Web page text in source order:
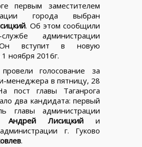
первым заместителем
города выбран
. Об этом сообщили
администрации
вступит в новую
ноября 2016г.
голосование за
менеджера в пятницу, 28
пост главы Таганрога
два кандидата: первый
главы администрации
Андрей Лисицкий и
г. Гуково
.